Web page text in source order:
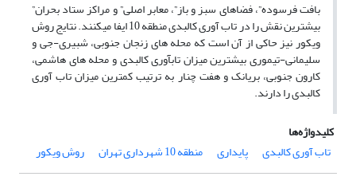
بافت فرسوده”، فضاهای سبز و باز”، معابر اصلی” و مراکز ستاد بحران”
بیشترین نقش را در تاب آوری کالبدی منطقه 10 ایفا میکنند. نتایج روش
ویکور نیز حاکی از آن است که محله های زنجان جنوبی، شبیری-جی و
سلیمانی-تیموری بیشترین میزان تابآوری کالبدی و محله های هاشمی،
کارون جنوبی، بریانک و هفت چنار به ترتیب کمترین میزان تاب آوری
کالبدی را دارند.
کلیدواژه‌ها
تاب آوری کالبدی
پایداری منطقه 10 شهرداری تهران روش ویکور